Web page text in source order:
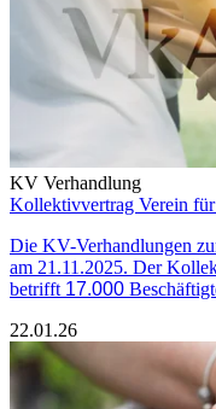
KV Verhandlung
Kollektivvertrag Verein
Die KV-Verhandlungen
am 21.11.2025. Der
betrifft 17.000
22.01.26